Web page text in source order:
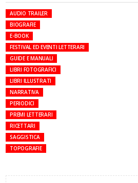
AUDIO TRAILER
BIOGRAFIE
E-BOOK
FESTIVAL ED EVENTI LETTERARI
GUIDE E MANUALI
LIBRI FOTOGRAFICI
LIBRI ILLUSTRATI
NARRATIVA
PERIODICI
PREMI LETTERARI
RICETTARI
SAGGISTICA
TOPOGRAFIE